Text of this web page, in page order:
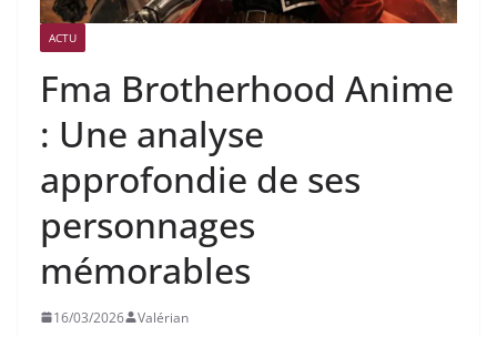
ACTU
Fma Brotherhood Anime
: Une analyse
approfondie de ses
personnages
mémorables
16/03/2026 Valérian